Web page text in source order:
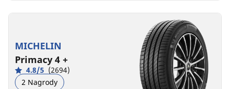
MICHELIN
Primacy 4 +
4.8/5 (2694)
2 Nagrody